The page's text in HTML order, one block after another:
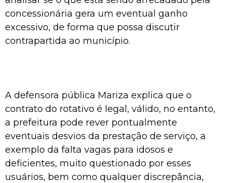
concessionária gera um eventual ganho
excessivo, de forma que possa discutir
contrapartida ao município.
A defensora pública Mariza explica que o
contrato do rotativo é legal, válido, no entanto,
a prefeitura pode rever pontualmente
eventuais desvios da prestação de serviço, a
exemplo da falta vagas para idosos e
deficientes, muito questionado por esses
usuários, bem como qualquer discrepância,